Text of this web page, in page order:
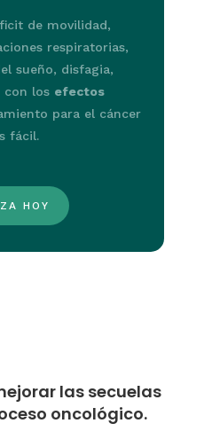
de movilidad,
respiratorias,
sueño, disfagia,
con los efectos
para el cáncer
fácil.
HOY
las secuelas
oncológico.